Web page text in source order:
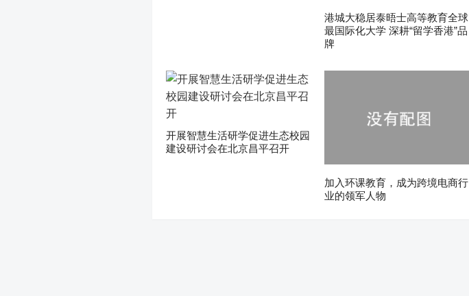
港城大稳居泰晤士高等教育全球
最国际化大学 深耕“留学香港”品
牌
开展智慧生活研学促进生态校园
建设研讨会在北京昌平召开
加入环课教育，成为跨境电商行
业的领军人物